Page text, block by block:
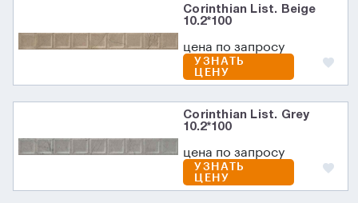
Corinthian List. Beige
10.2*100
цена по запросу
УЗНАТЬ
ЦЕНУ
Corinthian List. Grey
10.2*100
цена по запросу
УЗНАТЬ
ЦЕНУ